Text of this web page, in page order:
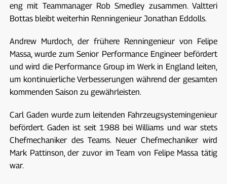
eng mit Teammanager Rob Smedley zusammen. Valtteri
Bottas bleibt weiterhin Renningenieur Jonathan Eddolls.
Andrew Murdoch, der frühere Renningenieur von Felipe
Massa, wurde zum Senior Performance Engineer befördert
und wird die Performance Group im Werk in England leiten,
um kontinuierliche Verbesserungen während der gesamten
kommenden Saison zu gewährleisten.
Carl Gaden wurde zum leitenden Fahrzeugsystemingenieur
befördert. Gaden ist seit 1988 bei Williams und war stets
Chefmechaniker des Teams. Neuer Chefmechaniker wird
Mark Pattinson, der zuvor im Team von Felipe Massa tätig
war.